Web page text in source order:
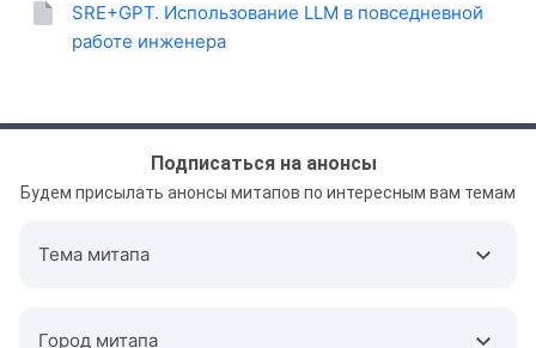
SRE+GPT. Использование LLM в повседневной
работе инженера
Подписаться на анонсы
Будем присылать анонсы митапов по интересным вам темам
Тема митапа
Город митапа